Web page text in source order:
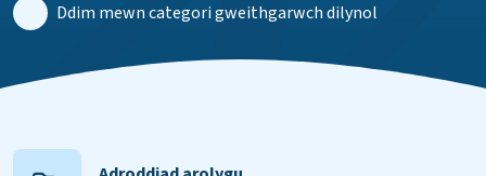
Ddim mewn categori gweithgarwch dilynol